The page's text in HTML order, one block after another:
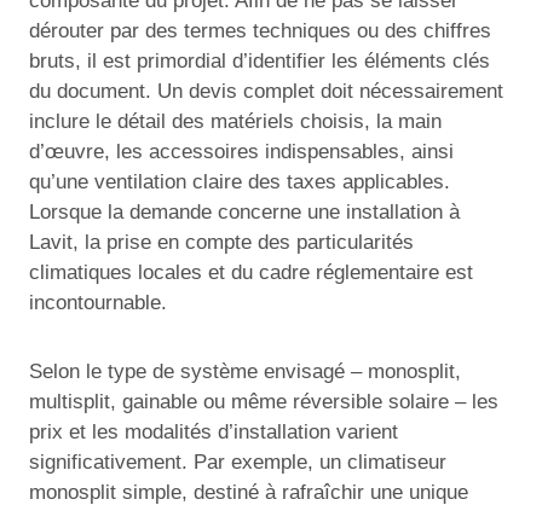
dérouter par des termes techniques ou des chiffres
bruts, il est primordial d’identifier les éléments clés
du document. Un devis complet doit nécessairement
inclure le détail des matériels choisis, la main
d’œuvre, les accessoires indispensables, ainsi
qu’une ventilation claire des taxes applicables.
Lorsque la demande concerne une installation à
Lavit, la prise en compte des particularités
climatiques locales et du cadre réglementaire est
incontournable.
Selon le type de système envisagé – monosplit,
multisplit, gainable ou même réversible solaire – les
prix et les modalités d’installation varient
significativement. Par exemple, un climatiseur
monosplit simple, destiné à rafraîchir une unique